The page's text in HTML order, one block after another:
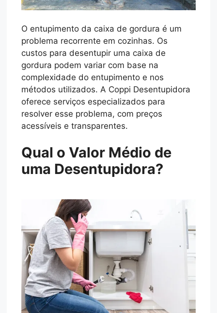
O entupimento da caixa de gordura é um
problema recorrente em cozinhas. Os
custos para desentupir uma caixa de
gordura podem variar com base na
complexidade do entupimento e nos
métodos utilizados. A Coppi Desentupidora
oferece serviços especializados para
resolver esse problema, com preços
acessíveis e transparentes.
Qual o Valor Médio de
uma Desentupidora?